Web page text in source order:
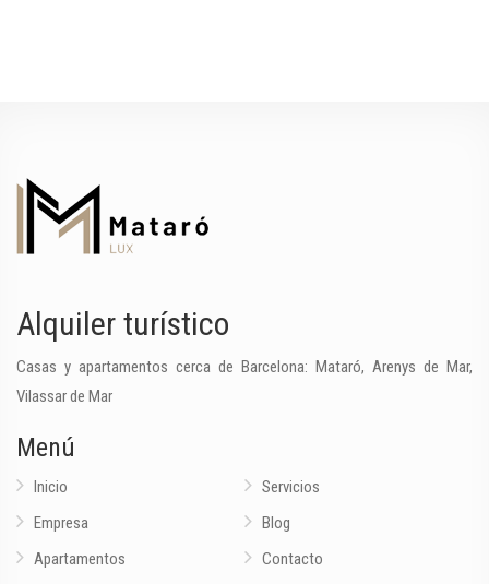
Alquiler turístico
Casas y apartamentos cerca de Barcelona: Mataró, Arenys de Mar,
Vilassar de Mar
Menú
Inicio
Empresa
Apartamentos
Servicios
Blog
Contacto